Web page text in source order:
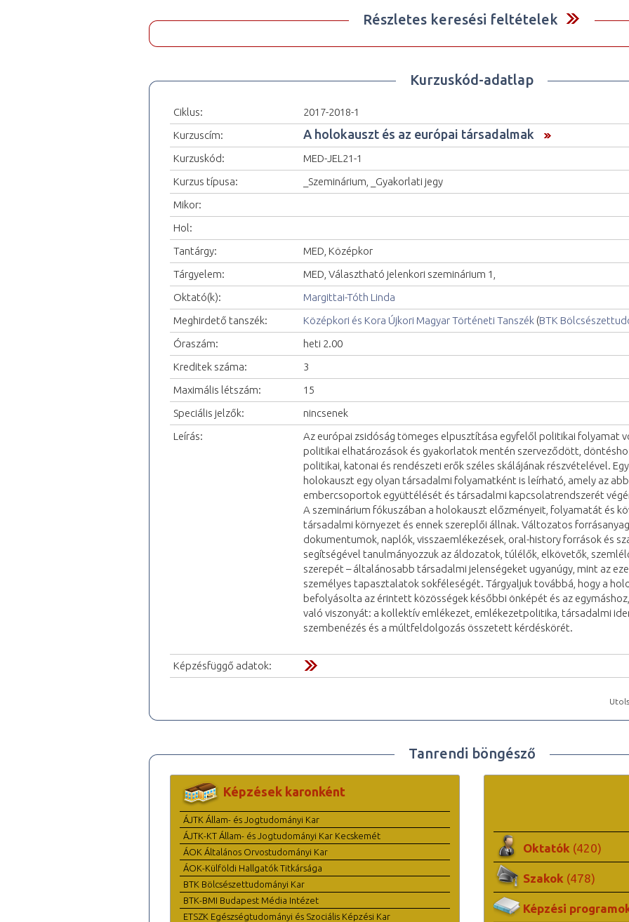
Részletes keresési feltételek
Kurzuskód-adatlap
Ciklus:
2017-2018-1
Kurzuscím:
A holokauszt és az európai társadalmak
Kurzuskód:
MED-JEL21-1
Kurzus típusa:
_Szeminárium, _Gyakorlati jegy
Mikor:
Hol:
Tantárgy:
MED, Középkor
Tárgyelem:
MED, Választható jelenkori szeminárium 1,
Oktató(k):
Margittai-Tóth Linda
Meghirdető tanszék:
Középkori és Kora Újkori Magyar Történeti Tanszék (BTK
Óraszám:
heti 2.00
Kreditek száma:
3
Maximális létszám:
15
Speciális jelzők:
nincsenek
Leírás:
Az európai zsidóság tömeges elpusztítása egyfelől politikai folyamat
politikai elhatározások és gyakorlatok mentén szerveződött,
politikai, katonai és rendészeti erők széles skálájának részvételével.
holokauszt egy olyan társadalmi folyamatként is leírható, amely az
embercsoportok együttélését és társadalmi kapcsolatrendszerét
A szeminárium fókuszában a holokauszt előzményeit, folyamatát és
társadalmi környezet és ennek szereplői állnak. Változatos
dokumentumok, naplók, visszaemlékezések, oral-history források és
segítségével tanulmányozzuk az áldozatok, túlélők, elkövetők,
szerepét – általánosabb társadalmi jelenségeket ugyanúgy, mint az
személyes tapasztalatok sokféleségét. Tárgyaljuk továbbá, hogy a
befolyásolta az érintett közösségek későbbi önképét és az
való viszonyát: a kollektív emlékezet, emlékezetpolitika, társadalmi
szembenézés és a múltfeldolgozás összetett kérdéskörét.
Képzésfüggő adatok:
Tanrendi böngésző
Képzések karonként
ÁJTK Állam- és Jogtudományi Kar
ÁJTK-KT Állam- és Jogtudományi Kar Kecskemét
ÁOK Általános Orvostudományi Kar
ÁOK-Külföldi Hallgatók Titkársága
BTK Bölcsészettudományi Kar
BTK-BMI Budapest Média Intézet
ETSZK Egészségtudományi és Szociális Képzési Kar
Oktatók (420)
Szakok (478)
Képzési